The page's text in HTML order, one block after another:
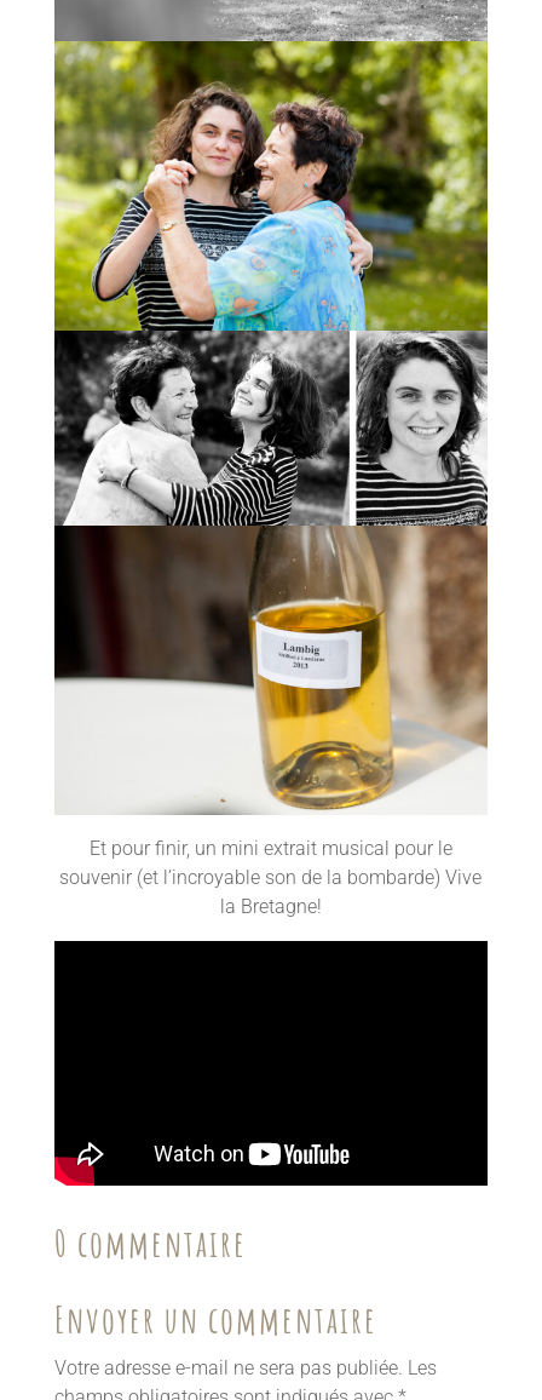
Et pour finir, un mini extrait musical pour le
souvenir (et l’incroyable son de la bombarde) Vive
la Bretagne!
0 commentaire
Envoyer un commentaire
Votre adresse e-mail ne sera pas publiée. Les